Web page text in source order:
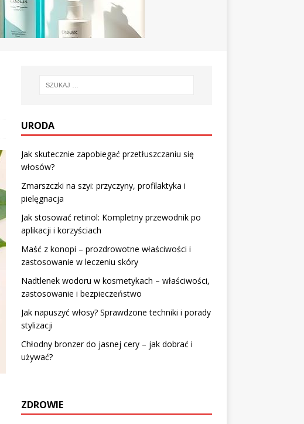
URODA
Jak skutecznie zapobiegać przetłuszczaniu się
włosów?
Zmarszczki na szyi: przyczyny, profilaktyka i
pielęgnacja
Jak stosować retinol: Kompletny przewodnik po
aplikacji i korzyściach
Maść z konopi – prozdrowotne właściwości i
zastosowanie w leczeniu skóry
Nadtlenek wodoru w kosmetykach – właściwości,
zastosowanie i bezpieczeństwo
Jak napuszyć włosy? Sprawdzone techniki i porady
stylizacji
Chłodny bronzer do jasnej cery – jak dobrać i
używać?
ZDROWIE